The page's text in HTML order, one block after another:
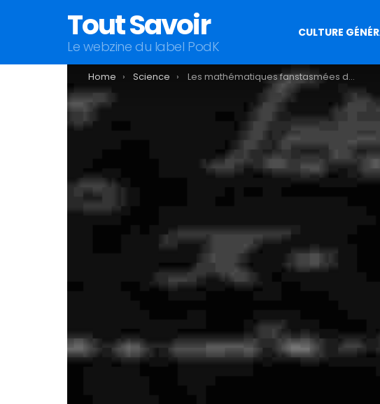
Tout Savoir
Le webzine du label PodK
CULTURE
You are here:
Home Science Les mathématiques fanstasmées du film Pi